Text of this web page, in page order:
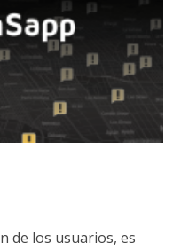
de los usuarios, es